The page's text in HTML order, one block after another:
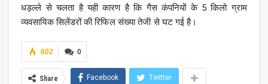
धड़ल्ले से चलता है यही कारण है कि गैस कंपनियों के 5 किलो ग्राम
व्यवसायिक सिलेंडरों की रिफिल संख्या तेजी से घट गई है।
0
602
Share Facebook Twitter